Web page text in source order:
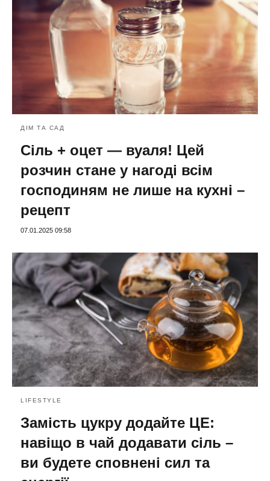
ДІМ ТА САД
Сіль + оцет — вуаля! Цей
розчин стане у нагоді всім
господиням не лише на кухні –
рецепт
07.01.2025 09:58
LIFESTYLE
Замість цукру додайте ЦЕ:
навіщо в чай додавати сіль –
ви будете сповнені сил та